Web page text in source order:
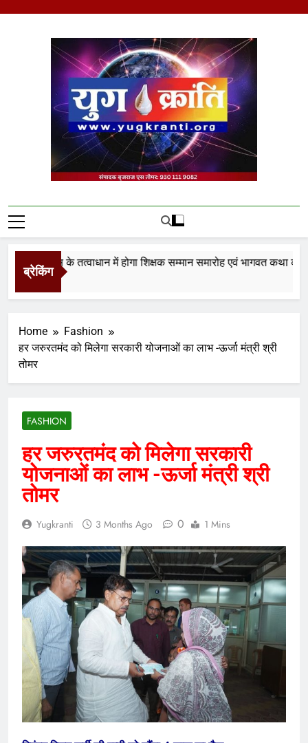
Yug Kranti | Trusted
News Portal
ब्रेकिंग
न्यास के तत्वाधान में होगा शिक्षक सम्मान समारोह एवं भागवत कथा का
Ago
Home
Fashion
हर जरुरतमंद को मिलेगा सरकारी योजनाओं का लाभ -ऊर्जा मंत्री श्री
तोमर
FASHION
हर जरुरतमंद को मिलेगा सरकारी
योजनाओं का लाभ -ऊर्जा मंत्री श्री
तोमर
Yugkranti 3 Months Ago 0 1 Mins